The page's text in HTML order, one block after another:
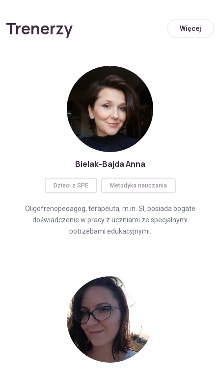
Trenerzy Więcej
Bielak-Bajda Anna
Dzieci z SPE Metodyka nauczania
Oligofrenopedagog, terapeuta, m.in. SI, posiada bogate
doświadczenie w pracy z uczniami ze specjalnymi
potrzebami edukacyjnymi.